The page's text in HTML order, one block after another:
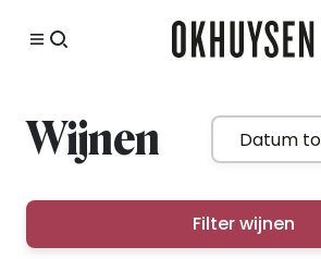
Wijnen
Filter wijnen